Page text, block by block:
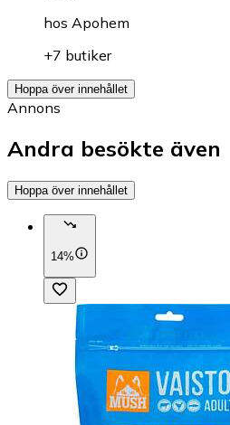
hos Apohem
+7 butiker
Hoppa över innehållet
Annons
Andra besökte även
Hoppa över innehållet
14%